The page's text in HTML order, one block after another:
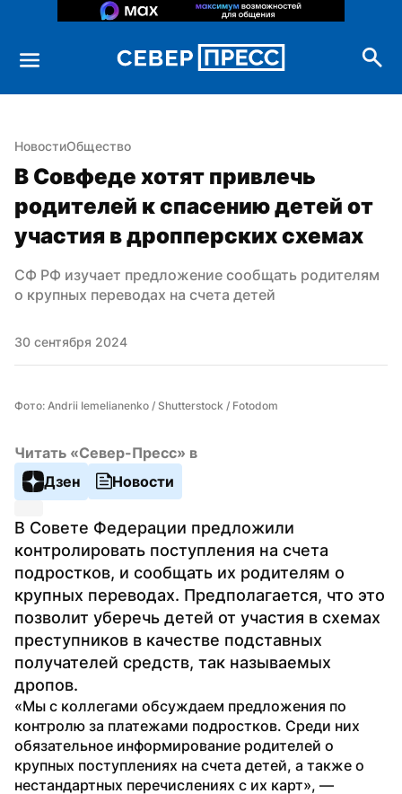
НовостиОбщество
В Совфеде хотят привлечь
родителей к спасению детей от
участия в дропперских схемах
СФ РФ изучает предложение сообщать родителям
о крупных переводах на счета детей
30 сентября 2024
Фото: Andrii Iemelianenko / Shutterstock / Fotodom
Читать «Север-Пресс» в
Дзен
Новости
В Совете Федерации предложили
контролировать поступления на счета
подростков, и сообщать их родителям о
крупных переводах. Предполагается, что это
позволит уберечь детей от участия в схемах
преступников в качестве подставных
получателей средств, так называемых
дропов.
«Мы с коллегами обсуждаем предложения по
контролю за платежами подростков. Среди них
обязательное информирование родителей о
крупных поступлениях на счета детей, а также о